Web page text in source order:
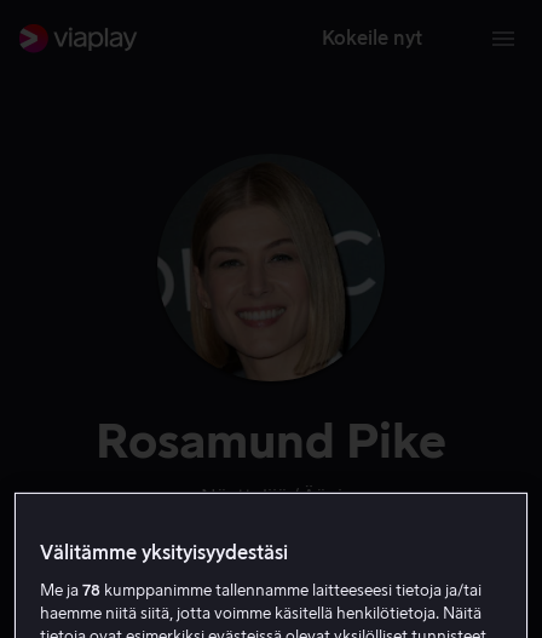
Kokeile nyt
Rosamund Pike
Näyttelijä Ääni
Välitämme yksityisyydestäsi
Me ja78 kumppanimme tallennamme laitteeseesi tietoja ja/tai
haemme niitä siitä, jotta voimme käsitellä henkilötietoja. Näitä